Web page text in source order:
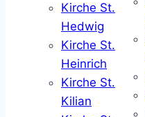
Kirche St.
Hedwig
Kirche St.
Heinrich
Kirche St.
Kilian